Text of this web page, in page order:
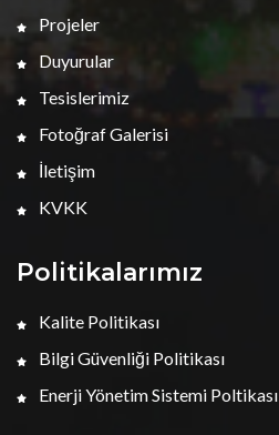
Projeler
Duyurular
Tesislerimiz
Fotoğraf Galerisi
İletişim
KVKK
Politikalarımız
Kalite Politikası
Bilgi Güvenliği Politikası
Enerji Yönetim Sistemi Poltikası